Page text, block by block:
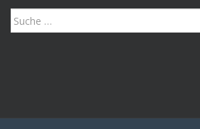
Suche
nach: